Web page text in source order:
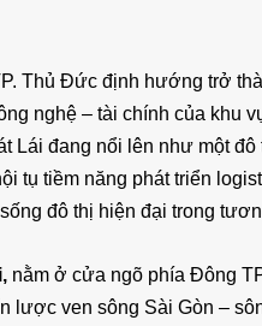
Thủ Đức định hướng trở
nghệ – tài chính của khu
Lái đang nổi lên như một đô
tụ tiềm năng phát triển
đô thị hiện đại trong
nằm ở cửa ngõ phía Đông
lược ven sông Sài Gòn –